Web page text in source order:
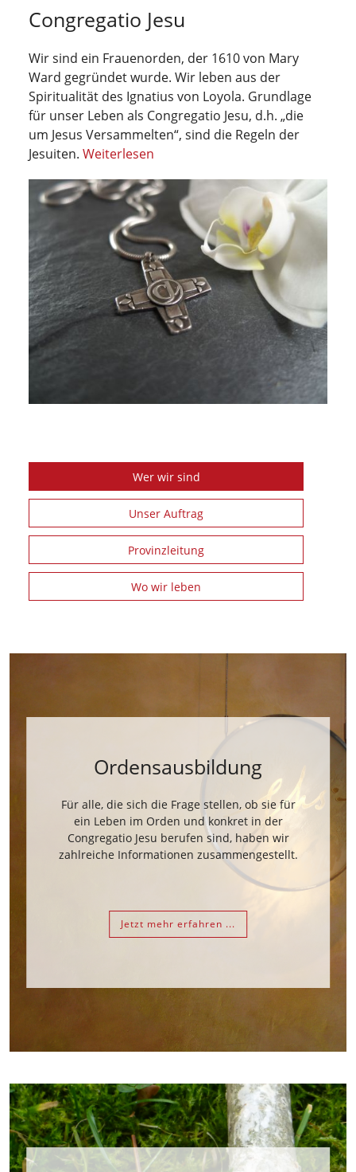
Congregatio Jesu
Wir sind ein Frauenorden, der 1610 von Mary
Ward gegründet wurde. Wir leben aus der
Spiritualität des Ignatius von Loyola. Grundlage
für unser Leben als Congregatio Jesu, d.h. „die
um Jesus Versammelten“, sind die Regeln der
Jesuiten. Weiterlesen
Wer wir sind
Unser Auftrag
Provinzleitung
Wo wir leben
Ordensausbildung
Für alle, die sich die Frage stellen, ob sie für
ein Leben im Orden und konkret in der
Congregatio Jesu berufen sind, haben wir
zahlreiche Informationen zusammengestellt.
Jetzt mehr erfahren ...